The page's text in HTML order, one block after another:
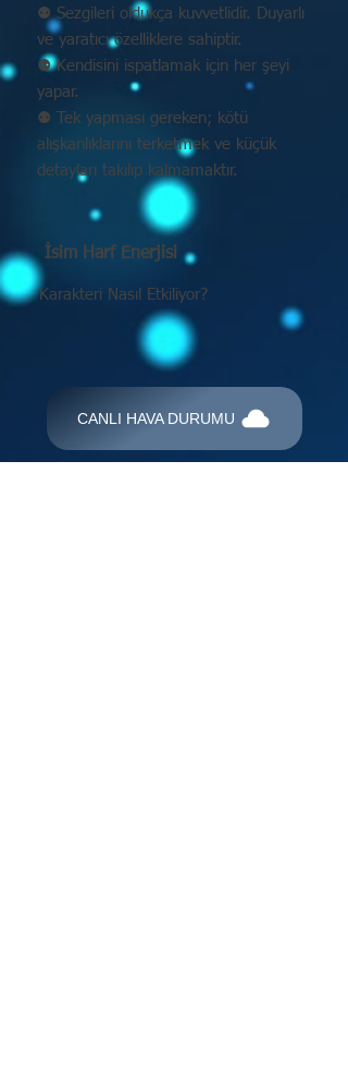
⚉ Sezgileri oldukça kuvvetlidir. Duyarlı
ve yaratıcı özelliklere sahiptir.
⚉ Kendisini ispatlamak için her şeyi
yapar.
⚉ Tek yapması gereken; kötü
alışkanlıklarını terketmek ve küçük
detayları takılıp kalmamaktır.
İsim Harf Enerjisi
Karakteri Nasıl Etkiliyor?
CANLI HAVA DURUMU